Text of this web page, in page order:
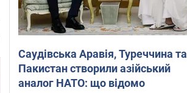
Саудівська Аравія, Туреччина та
Пакистан створили азійський
аналог НАТО: що відомо